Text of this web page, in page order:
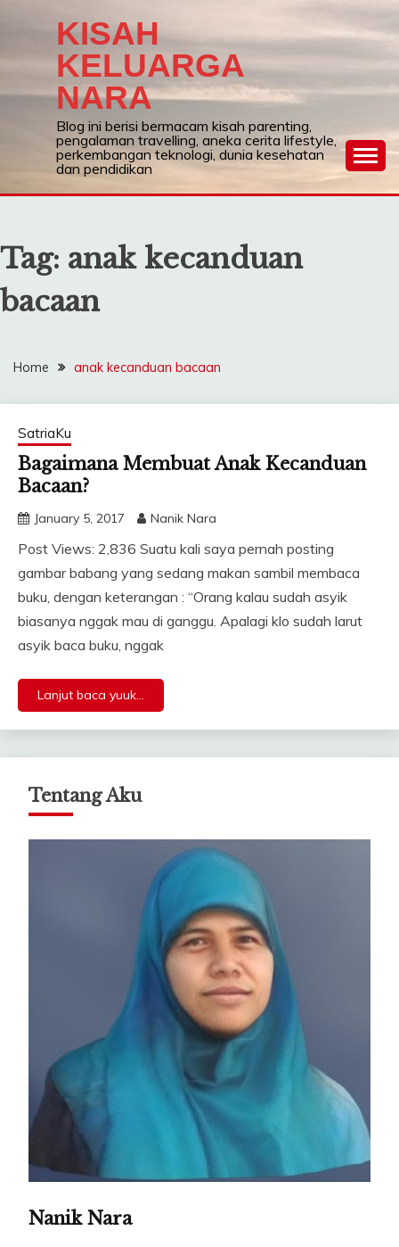
KISAH
KELUARGA
NARA
Blog ini berisi bermacam kisah parenting,
pengalaman travelling, aneka cerita lifestyle,
perkembangan teknologi, dunia kesehatan
dan pendidikan
Tag: anak kecanduan
bacaan
Home anak kecanduan bacaan
SatriaKu
Bagaimana Membuat Anak Kecanduan
Bacaan?
January 5, 2017 Nanik Nara
Post Views: 2,836 Suatu kali saya pernah posting
gambar babang yang sedang makan sambil membaca
buku, dengan keterangan : “Orang kalau sudah asyik
biasanya nggak mau di ganggu. Apalagi klo sudah larut
asyik baca buku, nggak
Lanjut baca yuuk...
Tentang Aku
Nanik Nara